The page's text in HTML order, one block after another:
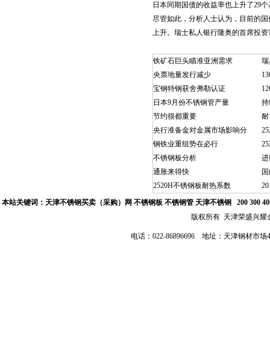
日本同期国债的收益率也上升了29
尽管如此，分析人士认为，目前的
上升。瑞士私人银行隆奥的首席投
铁矿石巨头瞄准亚洲需求
央票地量发行减少
宝钢特钢获舍弗勒认证
日本9月份不锈钢管产量
节约很都重要
央行准备金对金属市场影响分
钢铁业重组势在必行
不锈钢板分析
通胀来得快
2520H不锈钢板耐热系数
瑞
持
耐
本站关键词： 天津不锈钢买卖（采购）网 不锈钢板 不锈钢管 天津不锈钢
200 300
版权所有 天津荣盛兴
电话：022-86896696 地址：天津钢材市